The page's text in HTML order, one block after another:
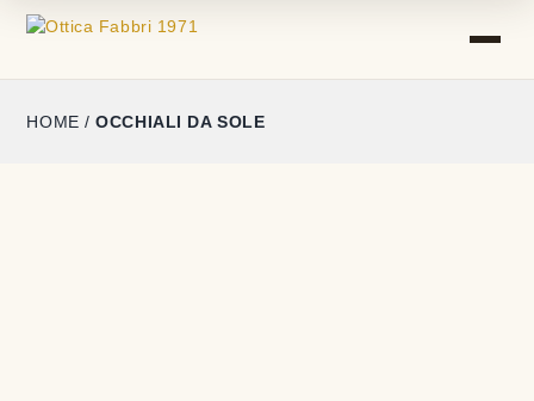
HOME /OCCHIALI DA SOLE